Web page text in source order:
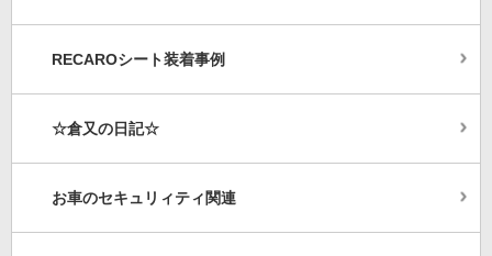
RECAROシート装着事例
☆倉又の日記☆
お車のセキュリィティ関連